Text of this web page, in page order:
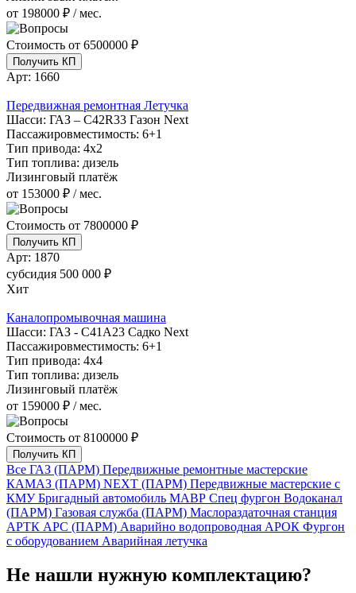
от 198000 ₽ / мес.
Стоимость от 6500000 ₽
Получить КП
Арт: 1660
Передвижная ремонтная Летучка
Шасси: ГАЗ – C42R33 Газон Next
Пассажировместимость: 6+1
Тип привода: 4х2
Тип топлива: дизель
Лизинговый платёж
от 153000 ₽ / мес.
Стоимость от 7800000 ₽
Получить КП
Арт: 1870
субсидия 500 000 ₽
Хит
Каналопромывочная машина
Шасси: ГАЗ - С41А23 Садко Next
Пассажировместимость: 6+1
Тип привода: 4х4
Тип топлива: дизель
Лизинговый платёж
от 159000 ₽ / мес.
Стоимость от 8100000 ₽
Получить КП
Все ГАЗ (ПАРМ) Передвижные ремонтные мастерские
КАМАЗ (ПАРМ) NEXT (ПАРМ) Передвижные мастерские с
КМУБригадный автомобиль МАВР Спец фургон Водоканал
(ПАРМ) Газовая служба (ПАРМ) Маслораздаточная станция
АРТК АРС (ПАРМ) Аварийно водопроводная АРОК Фургон
с оборудованием Аварийная летучка
Не нашли нужную комплектацию?